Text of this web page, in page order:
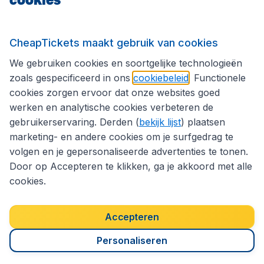
Volg CheapTickets.nl
Privacybeleid
Copyright © 2026
CheapTickets maakt gebruik van cookies
We gebruiken cookies en soortgelijke technologieën
zoals gespecificeerd in ons cookiebeleid . Functionele
cookies zorgen ervoor dat onze websites goed
werken en analytische cookies verbeteren de
gebruikerservaring. Derden (bekijk lijst) plaatsen
marketing- en andere cookies om je surfgedrag te
volgen en je gepersonaliseerde advertenties te tonen.
Door op Accepteren te klikken, ga je akkoord met alle
cookies.
Accepteren
Personaliseren